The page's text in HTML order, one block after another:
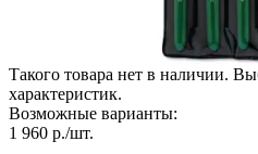
Такого товара нет в наличии.
характеристик.
Возможные варианты:
1 960 р./шт.